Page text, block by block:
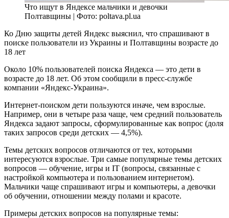
Что ищут в Яндексе мальчики и девочки
Полтавщины | Фото: poltava.pl.ua
Ко Дню защиты детей Яндекс выяснил, что спрашивают в
поиске пользователи из Украины и Полтавщины возрасте до
18 лет
Около 10% пользователей поиска Яндекса — это дети в
возрасте до 18 лет. Об этом сообщили в пресс-службе
компании «Яндекс-Украина».
Интернет-поиском дети пользуются иначе, чем взрослые.
Например, они в четыре раза чаще, чем средний пользователь
Яндекса задают запросы, сформулированные как вопрос (доля
таких запросов среди детских — 4,5%).
Темы детских вопросов отличаются от тех, которыми
интересуются взрослые. Три самые популярные темы детских
вопросов — обучение, игры и IT (вопросы, связанные с
настройкой компьютера и пользованием интернетом).
Мальчики чаще спрашивают игры и компьютеры, а девочки
об обучении, отношении между полами и красоте.
Примеры детских вопросов на популярные темы: